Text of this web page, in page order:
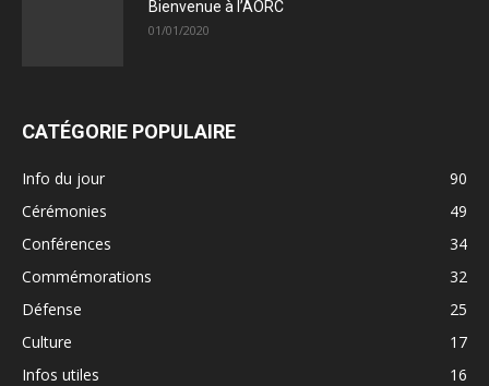
Bienvenue à l’AORC
01/01/2020
CATÉGORIE POPULAIRE
Info du jour
90
Cérémonies
49
Conférences
34
Commémorations
32
Défense
25
Culture
17
Infos utiles
16